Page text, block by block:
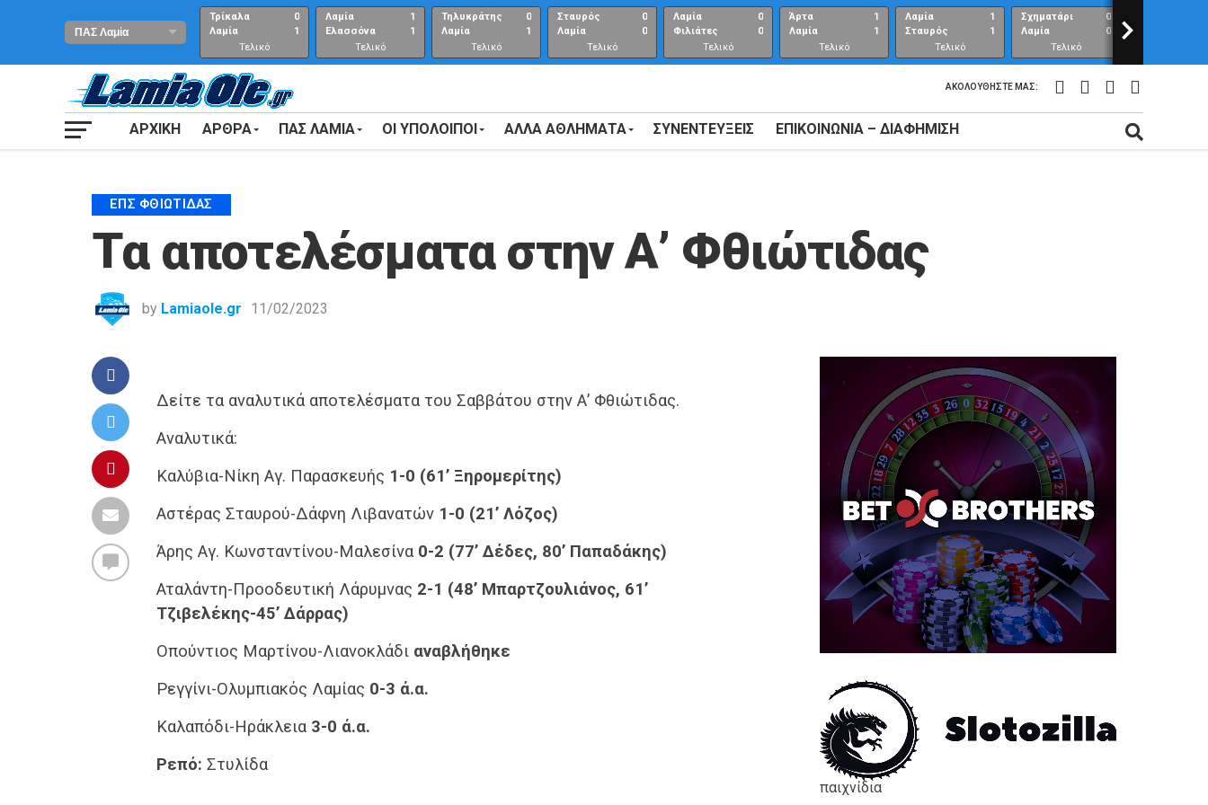
Τρίκαλα
Λαμία
0
1
Τελικό
αποτέλεσμα
Λαμία
Ελασσόνα
1
1
Τελικό
Αποτέλεσμα
Τηλυκράτης
Λαμία
0
1
Τελικό
αποτέλεσμα
Σταυρός
Λαμία
0
0
Τελικό
αποτέλεσμα
Λαμία
Φιλιάτες
0
0
Τελικό
Αποτέλεσμα
Άρτα
Λαμία
1
1
Τελικό
αποτέλεσμα
Λαμία
Σταυρός
1
1
Τελικό
αποτέλεσμα
Σχηματάρι
Λαμία
0
0
Τελικό
αποτέλεσμα
>
ΑΚΟΛΟΥΘΉΣΤΕ ΜΑΣ:
ΑΡΧΙΚΗ ΑΡΘΡΑ ΠΑΣ ΛΑΜΙΑ ΟΙ ΥΠΟΛΟΙΠΟΙ ΑΛΛΑ ΑΘΛΗΜΑΤΑ ΣΥΝΕΝΤΕΎΞΕΙΣ ΕΠΙΚΟΙΝΩΝΊΑ – ΔΙΑΦΉΜΙΣΗ
ΕΠΣ ΦΘΙΏΤΙΔΑΣ
Τα αποτελέσματα στην Α’ Φθιώτιδας
by Lamiaole.gr 11/02/2023
Δείτε τα αναλυτικά αποτελέσματα του Σαββάτου στην Α’ Φθιώτιδας.
Αναλυτικά:
Καλύβια-Νίκη Αγ. Παρασκευής 1-0 (61’ Ξηρομερίτης)
Αστέρας Σταυρού-Δάφνη Λιβανατών 1-0 (21’ Λόζος)
Άρης Αγ. Κωνσταντίνου-Μαλεσίνα 0-2 (77’ Δέδες, 80’ Παπαδάκης)
Αταλάντη-Προοδευτική Λάρυμνας 2-1 (48’ Μπαρτζουλιάνος, 61’
Τζιβελέκης-45’ Δάρρας)
Οπούντιος Μαρτίνου-Λιανοκλάδι αναβλήθηκε
Ρεγγίνι-Ολυμπιακός Λαμίας 0-3 ά.α.
Καλαπόδι-Ηράκλεια 3-0 ά.α.
Ρεπό: Στυλίδα
παιχνίδια